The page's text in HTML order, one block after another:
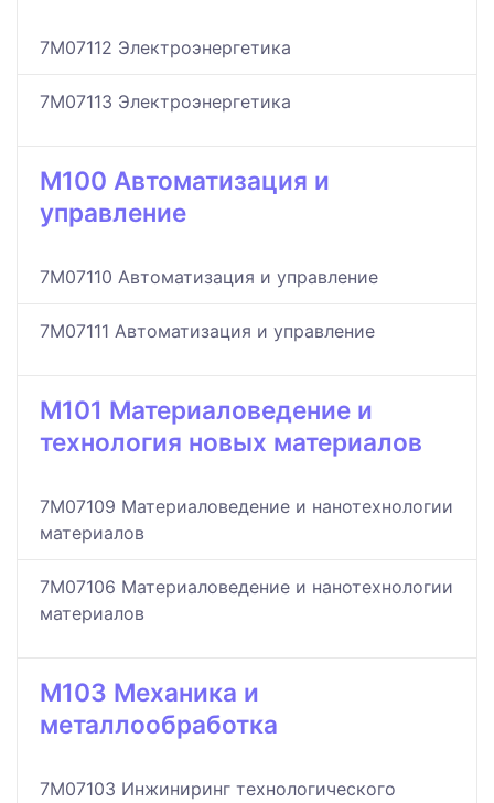
7M07112 Электроэнергетика
7M07113 Электроэнергетика
M100 Автоматизация и
управление
7M07110 Автоматизация и управление
7M07111 Автоматизация и управление
M101 Материаловедение и
технология новых материалов
7M07109 Материаловедение и нанотехнологии
материалов
7M07106 Материаловедение и нанотехнологии
материалов
M103 Механика и
металлообработка
7M07103 Инжиниринг технологического